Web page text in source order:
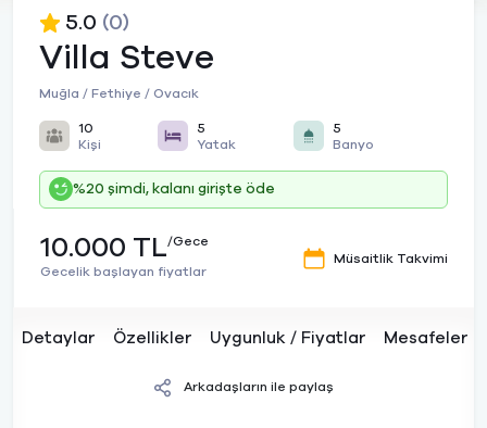
Villa Steve
Muğla / Fethiye / Ovacık
5.0 (0)
10
Kişi
5
Yatak
5
Banyo
%20 şimdi, kalanı girişte öde
10.000 TL/Gece
Gecelik başlayan fiyatlar
Müsaitlik Takvimi
Detaylar Özellikler Uygunluk / Fiyatlar Mesafeler
Arkadaşların ile paylaş